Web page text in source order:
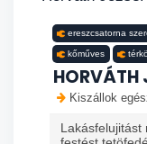
ereszcsatorna
kőműves
HORVÁTH
Kiszállok
Lakásfelujitást